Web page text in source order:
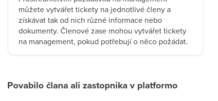
můžete vytvářet tickety na jednotlivé členy a
získávat tak od nich různé informace nebo
dokumenty. Členové zase mohou vytvářet tickety
na management, pokud potřebují o něco požádat.
Povabilo člana ali zastopnika v platformo